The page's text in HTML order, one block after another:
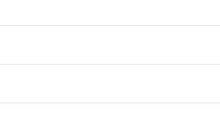
令（10物質）の非含有に対応した製品
10物質）の非含有に対応した製品に切